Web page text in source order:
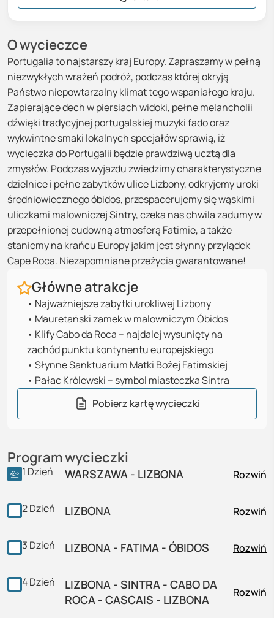
O wycieczce
Portugalia to najstarszy kraj Europy. Zapraszamy w pełną
niezwykłych wrażeń podróż, podczas której okryją
Państwo niepowtarzalny klimat tego wspaniałego kraju.
Zapierające dech w piersiach widoki, pełne melancholii
dźwięki tradycyjnej portugalskiej muzyki fado oraz
wykwintne smaki lokalnych specjałów sprawią, iż
wycieczka do Portugalii będzie prawdziwą ucztą dla
zmysłów. Podczas wyjazdu zwiedzimy charakterystyczne
dzielnice i pełne zabytków ulice Lizbony, odkryjemy uroki
średniowiecznego óbidos, przespacerujemy się wąskimi
uliczkami malowniczej Sintry, czeka nas chwila zadumy w
przepełnionej cudowną atmosferą Fatimie, a także
staniemy na krańcu Europy jakim jest słynny przylądek
Cape Roca. Niezapomniane przeżycia gwarantowane!
Główne atrakcje
• Najważniejsze zabytki urokliwej Lizbony
• Mauretański zamek w malowniczym Óbidos
• Klify Cabo da Roca – najdalej wysunięty na
zachód punktu kontynentu europejskiego
• Słynne Sanktuarium Matki Bożej Fatimskiej
• Pałac Królewski – symbol miasteczka Sintra
Pobierz kartę wycieczki
Program wycieczki
1 Dzień WARSZAWA - LIZBONA Rozwiń
2Dzień LIZBONA Rozwiń
3 Dzień LIZBONA - FATIMA - ÓBIDOS Rozwiń
4Dzień
LIZBONA - SINTRA - CABO DA
ROCA - CASCAIS - LIZBONA
Rozwiń